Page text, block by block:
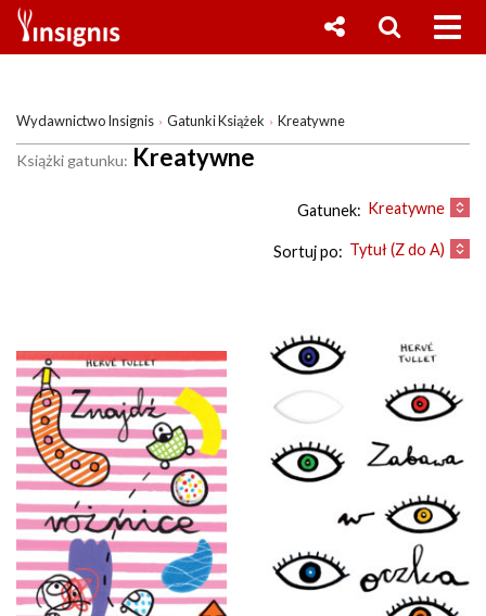
Wydawnictwo Insignis Gatunki Książek Kreatywne
Książki gatunku: Kreatywne
Gatunek: Kreatywne
Sortuj po: Tytuł (Z do A)